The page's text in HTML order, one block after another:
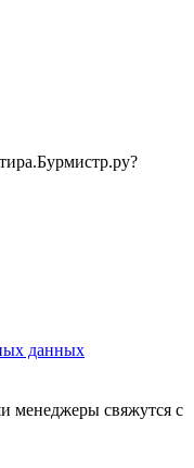
данных
менеджеры свяжутся с